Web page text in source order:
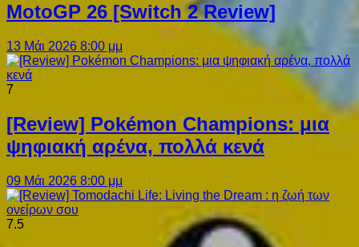
MotoGP 26 [Switch 2 Review]
13 Μάι 2026 8:00 μμ
7
[Review] Pokémon Champions: μια
ψηφιακή αρένα, πολλά κενά
09 Μάι 2026 8:00 μμ
7.5